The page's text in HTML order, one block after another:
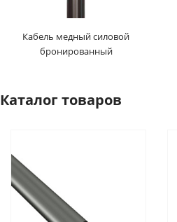
Кабель медный силовой
бронированный
Каталог товаров